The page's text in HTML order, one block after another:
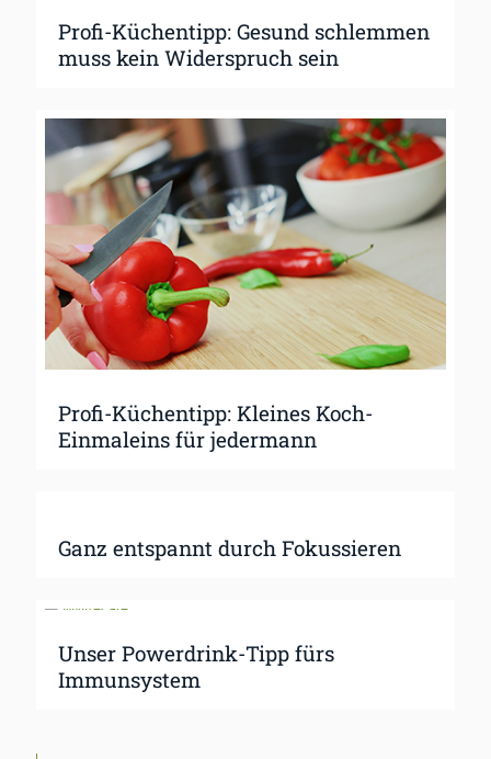
Profi-Küchentipp: Gesund schlemmen
muss kein Widerspruch sein
Profi-Küchentipp: Kleines Koch-
Einmaleins für jedermann
Ganz entspannt durch Fokussieren
Unser Powerdrink-Tipp fürs
Immunsystem